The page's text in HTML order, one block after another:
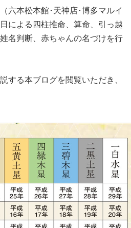
（六本松本館･天神店･博多マルイ
による四柱推命、算命、引っ越
名判断、赤ちゃんの名づけを行
する本ブログを閲覧いただき、